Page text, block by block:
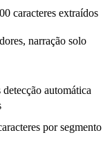
caracteres extraídos
narração solo
automática
por segmento